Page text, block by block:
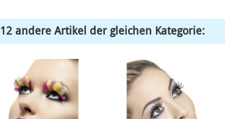
12 andere Artikel der gleichen Kategorie: